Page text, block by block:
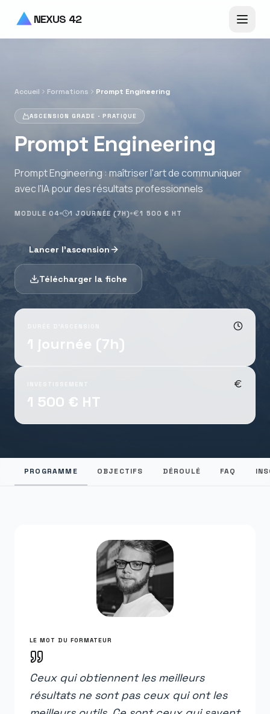
NEXUS 42
Accueil Formations Prompt Engineering
ASCENSION GRADE · PRATIQUE
Prompt Engineering
Prompt Engineering : maîtriser l'art de communiquer
avec l'IA pour des résultats professionnels
MODULE 04 1 JOURNÉE (7H) 1 500 € HT
Lancer l'ascension
Télécharger la fiche
1 journée (7h)
1 500 € HT
PROGRAMME OBJECTIFS DÉROULÉ FAQ
LE MOT DU FORMATEUR
Ceux qui obtiennent les meilleurs
résultats ne sont pas ceux qui ont les